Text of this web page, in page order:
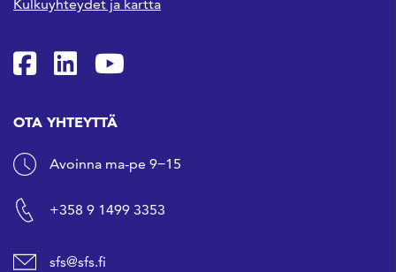
Kulkuyhteydet ja kartta
SFS Facebookissa
SFS Linkedinissä
SFS Youtubessa
OTA YHTEYTTÄ
Avoinna ma-pe 9−15
+358 9 1499 3353
sfs@sfs.fi